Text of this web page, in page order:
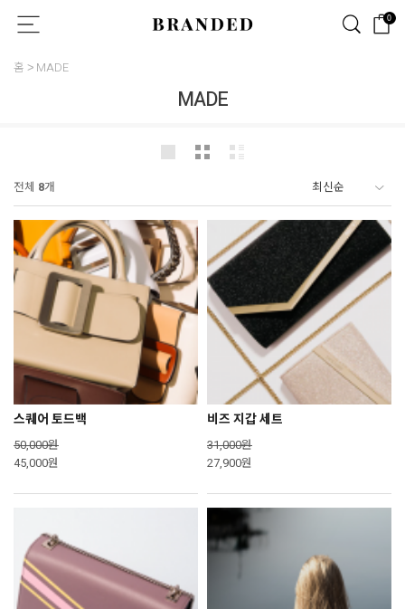
0
홈 MADE
MADE
전체 8개
스퀘어 토드백
50,000원
45,000원
비즈 지갑 세트
31,000원
27,900원